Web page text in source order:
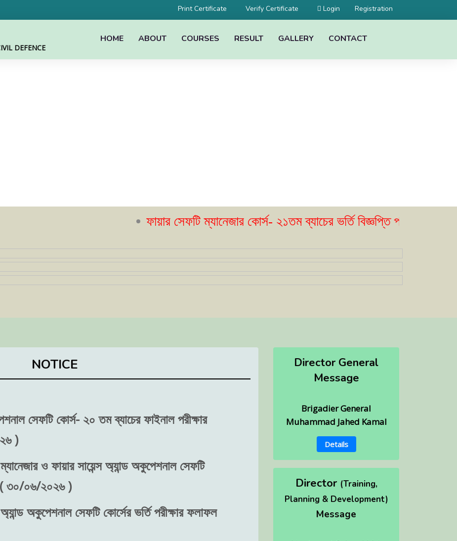
Print Certificate Verify Certificate Login Registration
DEFENCE
CONTACT
GALLERY
RESULT
COURSES
ABOUT
HOME
ফায়ার সেফটি ম্যানেজার কোর্স- ২১তম ব্যাচের ভর্তি বিজ্ঞপ্তি প্রকাশ। ( ২৩/০৫/
NOTICE
সেফটি কোর্স- ২০ তম ব্যাচের ফাইনাল পরীক্ষার
)
ও ফায়ার সায়েন্স অ্যান্ড অকুপেশনাল সেফটি
( ৩০/০৬/২০২৬ )
অকুপেশনাল সেফটি কোর্সের ভর্তি পরীক্ষার ফলাফল
Director General
Message
Brigadier General
Muhammad Jahed Kamal
Details
Director (Training,
Planning & Development)
Message